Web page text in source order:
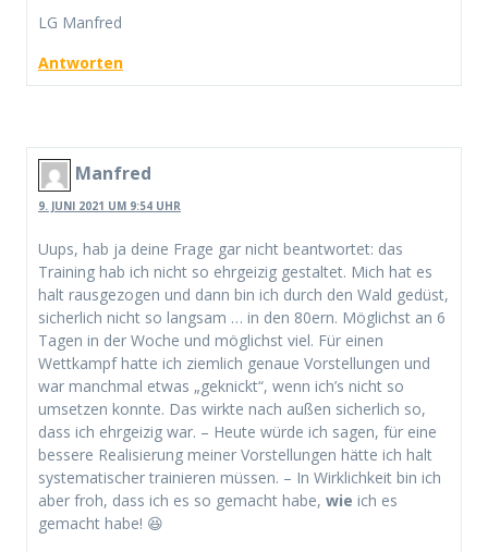
LG Manfred
Antworten
Manfred
9. JUNI 2021 UM 9:54 UHR
Uups, hab ja deine Frage gar nicht beantwortet: das
Training hab ich nicht so ehrgeizig gestaltet. Mich hat es
halt rausgezogen und dann bin ich durch den Wald gedüst,
sicherlich nicht so langsam … in den 80ern. Möglichst an 6
Tagen in der Woche und möglichst viel. Für einen
Wettkampf hatte ich ziemlich genaue Vorstellungen und
war manchmal etwas „geknickt“, wenn ich’s nicht so
umsetzen konnte. Das wirkte nach außen sicherlich so,
dass ich ehrgeizig war. – Heute würde ich sagen, für eine
bessere Realisierung meiner Vorstellungen hätte ich halt
systematischer trainieren müssen. – In Wirklichkeit bin ich
aber froh, dass ich es so gemacht habe, wie ich es
gemacht habe! 😆